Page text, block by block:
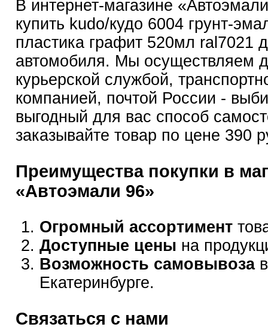
В интернет-магазине
купить kudo/кудо 6004 грунт-
пластика графит 520мл ral7021
автомобиля. Мы осуществляем
курьерской службой,
компанией, почтой России -
выгодный для вас способ
заказывайте товар по цене 390
Преимущества покупки в
«Автоэмали 96»
Огромный ассортимент
Доступные цены на
Возможность самовывозав
Екатеринбурге.
Связаться с нами